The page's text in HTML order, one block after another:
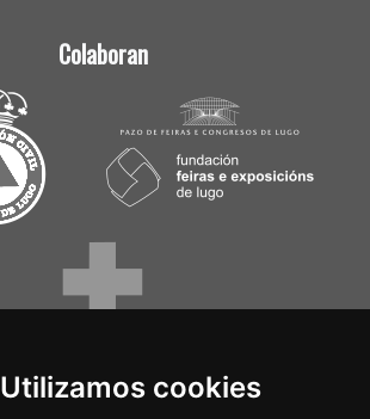
Utilizamos cookies
Colaboran